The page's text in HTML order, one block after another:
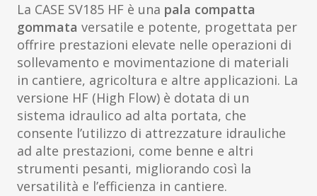
La CASE SV185 HF è una pala compatta
gommata versatile e potente, progettata per
offrire prestazioni elevate nelle operazioni di
sollevamento e movimentazione di materiali
in cantiere, agricoltura e altre applicazioni. La
versione HF (High Flow) è dotata di un
sistema idraulico ad alta portata, che
consente l’utilizzo di attrezzature idrauliche
ad alte prestazioni, come benne e altri
strumenti pesanti, migliorando così la
versatilità e l’efficienza in cantiere.